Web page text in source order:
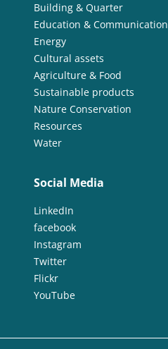
Building & Quarter
Education & Communication
Energy
Cultural assets
Agriculture & Food
Sustainable products
Nature Conservation
Resources
Water
Social Media
LinkedIn
facebook
Instagram
Twitter
Flickr
YouTube